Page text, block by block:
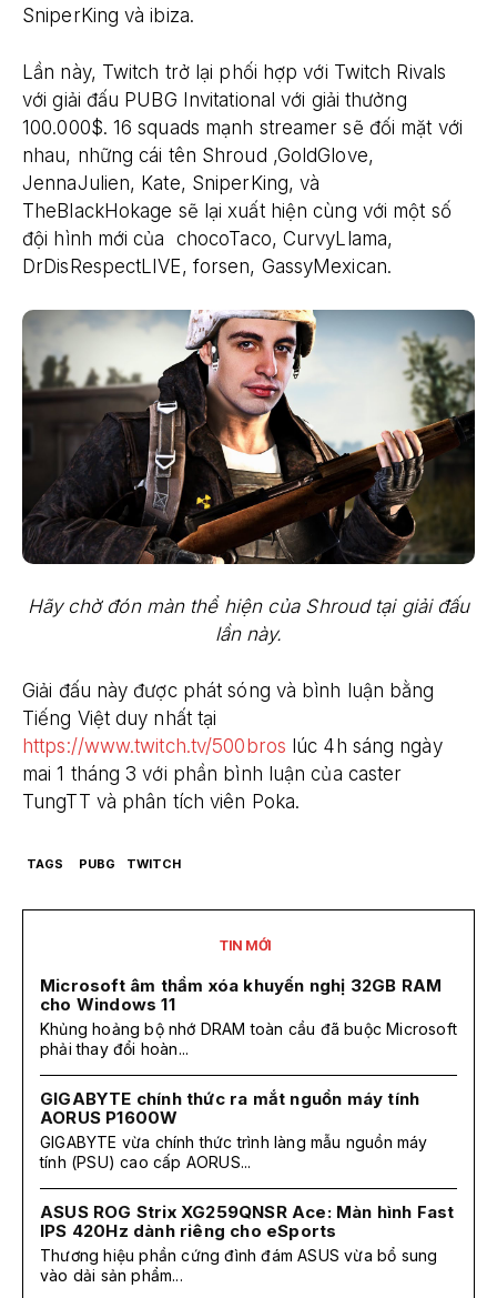
SniperKing và ibiza.
Lần này, Twitch trở lại phối hợp với Twitch Rivals
với giải đấu PUBG Invitational với giải thưởng
100.000$. 16 squads mạnh streamer sẽ đối mặt với
nhau, những cái tên Shroud ,GoldGlove,
JennaJulien, Kate, SniperKing, và
TheBlackHokage sẽ lại xuất hiện cùng với một số
đội hình mới của chocoTaco, CurvyLlama,
DrDisRespectLIVE, forsen, GassyMexican.
Hãy chờ đón màn thể hiện của Shroud tại giải đấu
lần này.
Giải đấu này được phát sóng và bình luận bằng
Tiếng Việt duy nhất tại
https://www.twitch.tv/500bros lúc 4h sáng ngày
mai 1 tháng 3 với phần bình luận của caster
TungTT và phân tích viên Poka.
TAGS PUBG TWITCH
TIN MỚI
Microsoft âm thầm xóa khuyến nghị 32GB RAM
cho Windows 11
Khủng hoảng bộ nhớ DRAM toàn cầu đã buộc Microsoft
phải thay đổi hoàn...
GIGABYTE chính thức ra mắt nguồn máy tính
AORUS P1600W
GIGABYTE vừa chính thức trình làng mẫu nguồn máy
tính (PSU) cao cấp AORUS...
ASUS ROG Strix XG259QNSR Ace: Màn hình Fast
IPS 420Hz dành riêng cho eSports
Thương hiệu phần cứng đình đám ASUS vừa bổ sung
vào dải sản phẩm...